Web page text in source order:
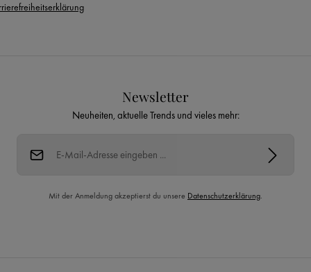
Newsletter
Neuheiten, aktuelle Trends und vieles mehr:
Mit der Anmeldung akzeptierst du unsere Datenschutzerklärung.